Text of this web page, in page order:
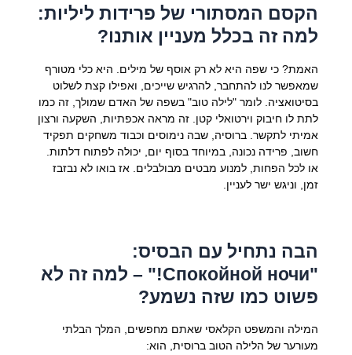
הקסם המסתורי של פרידות ליליות:
למה זה בכלל מעניין אותנו?
האמת? כי שפה היא לא רק אוסף של מילים. היא כלי מטורף
שמאפשר לנו להתחבר, להרגיש שייכים, ואפילו קצת לשלוט
בסיטואציה. לומר "לילה טוב" בשפה של האדם שמולך, זה כמו
לתת לו חיבוק וירטואלי קטן. זה מראה אכפתיות, השקעה ורצון
אמיתי לתקשר. ברוסיה, שבה נימוסים וכבוד משחקים תפקיד
חשוב, פרידה נכונה, במיוחד בסוף יום, יכולה לפתוח דלתות.
או לכל הפחות, למנוע מבטים מבולבלים. אז בואו לא נבזבז
זמן, וניגש ישר לעניין.
הבה נתחיל עם הבסיס:
"Спокойной ночи!" – למה זה לא
פשוט כמו שזה נשמע?
המילה והמשפט הקלאסי שאתם מחפשים, המלך הבלתי
מעורער של הלילה הטוב ברוסית, הוא: